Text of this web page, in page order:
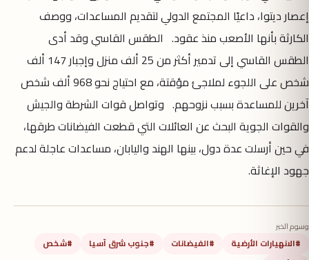
إعصار ديتوا، داعيًا المجتمع الدولي لتقديم المساعدات، ووصف
الكارثة بأنها الأصعب منذ عقود. الطقس القاسي وقد أدى
الطقس القاسي إلى تدمير أكثر من 25 ألف منزل وإجبار 147 ألف
شخص على اللجوء لملاجئ مؤقتة، مع احتياج نحو 968 ألف شخص
آخرين للمساعدة بسبب نزوحهم. وتواصل قوات الشرطة والجيش
والقوات الجوية البحث عن العائلات التي قطعت الفيضانات طرقها،
في حين أرسلت عدة دول، بينها الهند واليابان، مساعدات عاجلة لدعم
جهود الإغاثة.
وسوم الخبر
#الانهيارات الأرضية #الفيضانات #جنوب شرق آسيا
#شخص